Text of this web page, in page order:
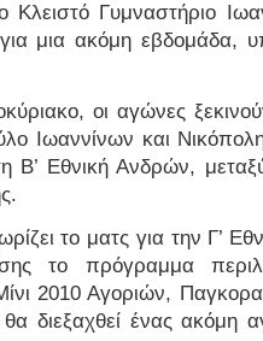
Γυμναστήριο
μια ακόμη εβδομάδα,
οι αγώνες
Ιωαννίνων και Νικόπολη
Β’ Εθνική Ανδρών,
το ματς για την Γ’
το πρόγραμμα
2010 Αγοριών,
διεξαχθεί ένας ακόμη